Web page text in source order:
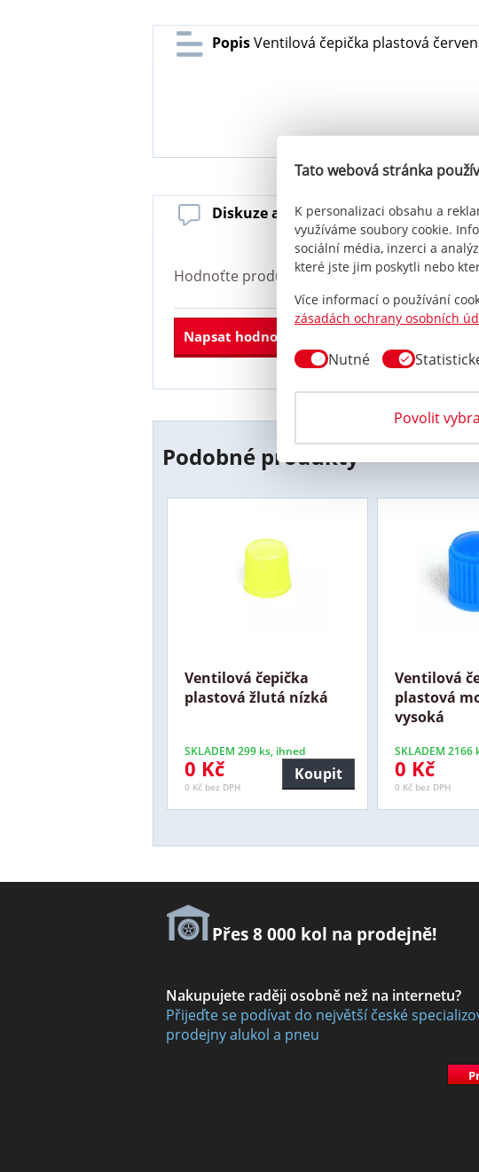
PopisVentilová čepička plastová
Diskuze a hodnoceníVentilová
Hodnoťte produktVentilová čepička
Napsat hodnocení
Podobné produkty
Ventilová čepička
plastová žlutá nízká
SKLADEM 299 ks, ihned
0 Kč
0 Kč bez DPH
Koupit
Ventilová
plastová
vysoká
SKLADEM 2166
0 Kč
0 Kč bez DPH
Přes 8 000 kol na prodejně!
Nakupujete raději osobně než na internetu?
Přijeďte se podívat do největší české
prodejny alukol a pneu
Tato webová stránka
K personalizaci obsahu a
využíváme soubory cookie.
sociální média, inzerci a
které jste jim poskytli nebo
Více informací o používání
zásadách ochrany osobních
Nutné
Povolit